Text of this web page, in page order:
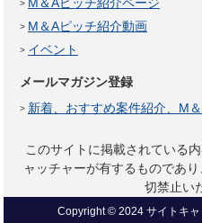
M＆Aピッチ紹介動画
イベント
メールマガジン登録
新着、おすすめ案件紹介、M
このサイトに掲載されている
ャッチャーが有するものであり
切禁止い
Copyright © 2024 サイトキ